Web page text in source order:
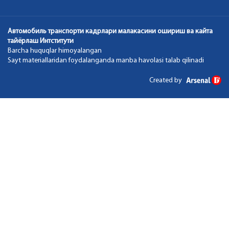
Автомобиль транспорти кадрлари малакасини ошириш ва кайта
тайёрлаш Интститути
Barcha huquqlar himoyalangan
Sayt materiallaridan foydalanganda manba havolasi talab qilinadi
Created by